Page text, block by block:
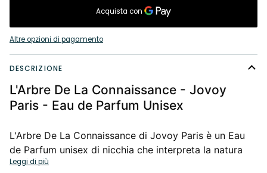
Altre opzioni di pagamento
DESCRIZIONE
L'Arbre De La Connaissance - Jovoy
Paris - Eau de Parfum Unisex
L'Arbre De La Connaissance di Jovoy Paris è un Eau
de Parfum unisex di nicchia che interpreta la natura
Leggi di più